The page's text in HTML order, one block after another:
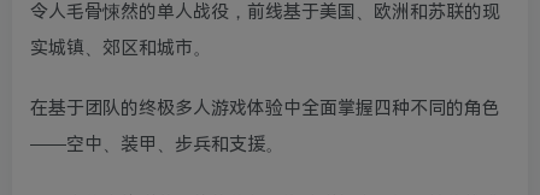
令人毛骨悚然的单人战役，前线基于美国、欧洲和苏联的现
实城镇、郊区和城市。
在基于团队的终极多人游戏体验中全面掌握四种不同的角色
——空中、装甲、步兵和支援。